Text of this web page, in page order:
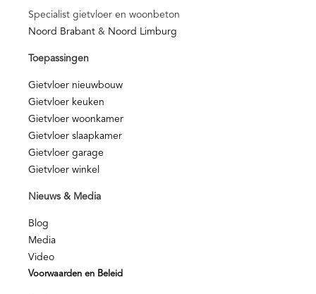
Specialist gietvloer en woonbeton
Noord Brabant & Noord Limburg
Toepassingen
Gietvloer nieuwbouw
Gietvloer keuken
Gietvloer woonkamer
Gietvloer slaapkamer
Gietvloer garage
Gietvloer winkel
Nieuws & Media
Blog
Media
Video
Voorwaarden en Beleid